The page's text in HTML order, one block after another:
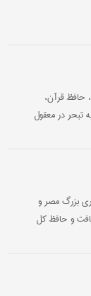
بن نورالله بن حسین (د ۱۱۳۳ق / ۱۷۲۱م)، حافظ قرآن،
تبحر در معقول
شافعی، مُقري بزرگ مصر و
يافت و حافظ كل